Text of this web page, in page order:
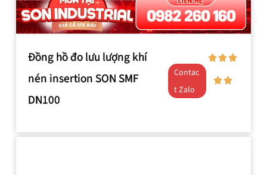
Đồng hồ đo lưu lượng khí
nén insertion SON SMF
DN100
Contac
t Zalo